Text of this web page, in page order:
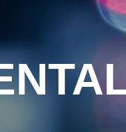
Skip to